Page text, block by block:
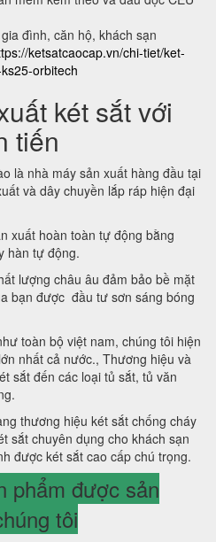
đình, căn hộ, khách sạn
ketsatcaocap.vn/chi-tiet/ket-
orbitech
két sắt với
tiến
là nhà máy sản xuất hàng đầu tại
và dây chuyền lắp ráp hiện đại
xuất hoàn toàn tự động bằng
hàn tự động.
lượng châu âu đảm bảo bề mặt
bạn được đầu tư sơn sáng bóng
toàn bộ việt nam, chúng tôi hiện
nhất cả nước., Thương hiệu và
sắt đến các loại tủ sắt, tủ văn
thương hiệu két sắt chống cháy
sắt chuyên dụng cho khách sạn
được két sắt cao cấp chú trọng.
phẩm được sản
tôi